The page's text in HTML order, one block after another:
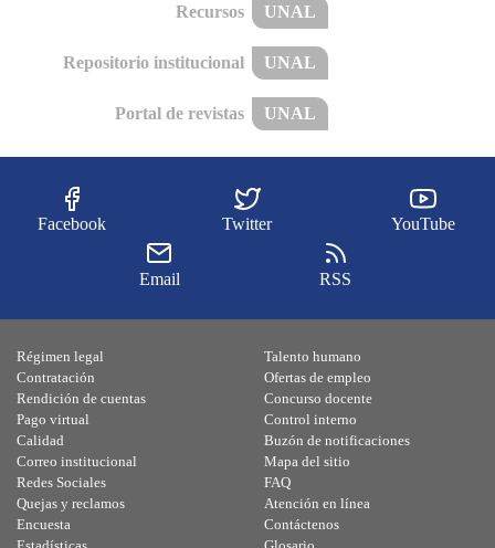
Recursos UNAL
Repositorio institucional UNAL
Portal de revistas UNAL
Facebook Twitter YouTube
Email RSS
Régimen legal
Contratación
Rendición de cuentas
Pago virtual
Calidad
Talento humano
Ofertas de empleo
Concurso docente
Control interno
Buzón de notificaciones
Correo institucional
Redes Sociales
Quejas y reclamos
Encuesta
Mapa del sitio
FAQ
Atención en línea
Contáctenos